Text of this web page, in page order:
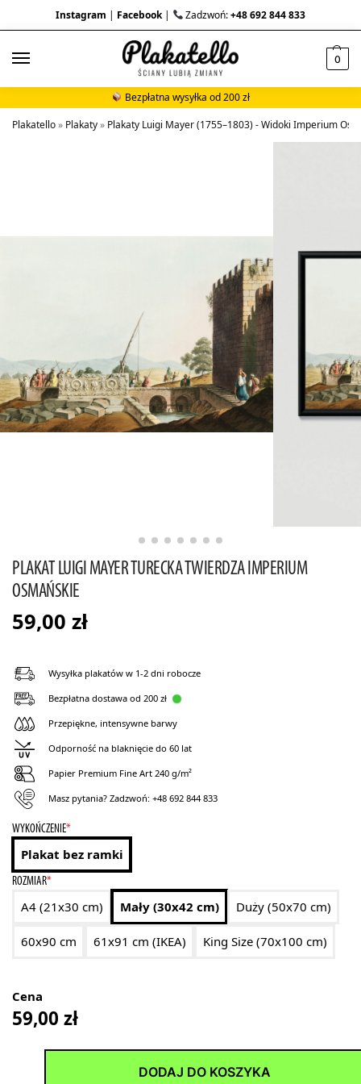
Instagram | Facebook| Zadzwoń:+48 692 844 833
0
Bezpłatna wysyłka od 200 zł
Plakatello» Plakaty» Plakaty Luigi Mayer (1755–1803) - Widoki Imperium
PLAKAT LUIGI MAYER TURECKA TWIERDZA IMPERIUM
OSMAŃSKIE
59,00 zł
Wysyłka plakatów w 1-2 dni robocze
Bezpłatna dostawa od 200 zł
Przepiękne, intensywne barwy
Odporność na blaknięcie do 60 lat
Papier Premium Fine Art 240 g/m²
Masz pytania? Zadzwoń: +48 692 844 833
*
WYKOŃCZENIE
Plakat bez ramki
*
ROZMIAR
A4 (21x30 cm) Mały (30x42 cm) Duży (50x70 cm)
60x90 cm 61x91 cm (IKEA) King Size (70x100 cm)
Cena
59,00 zł
DODAJ DO KOSZYKA